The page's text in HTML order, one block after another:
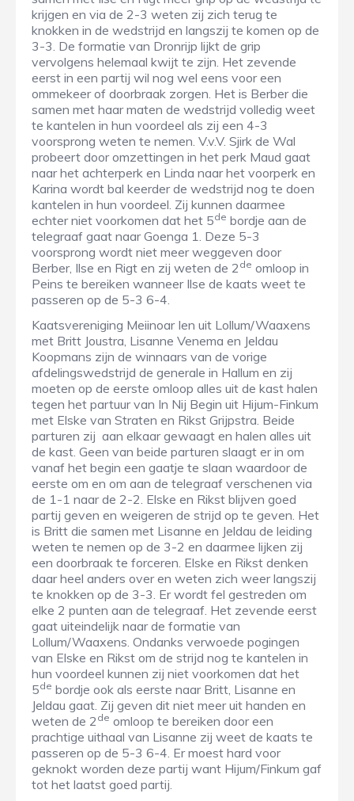
krijgen en via de 2-3 weten zij zich terug te
knokken in de wedstrijd en langszij te komen op de
3-3. De formatie van Dronrijp lijkt de grip
vervolgens helemaal kwijt te zijn. Het zevende
eerst in een partij wil nog wel eens voor een
ommekeer of doorbraak zorgen. Het is Berber die
samen met haar maten de wedstrijd volledig weet
te kantelen in hun voordeel als zij een 4-3
voorsprong weten te nemen. V.v.V. Sjirk de Wal
probeert door omzettingen in het perk Maud gaat
naar het achterperk en Linda naar het voorperk en
Karina wordt bal keerder de wedstrijd nog te doen
kantelen in hun voordeel. Zij kunnen daarmee
echter niet voorkomen dat het 5de bordje aan de
telegraaf gaat naar Goenga 1. Deze 5-3
voorsprong wordt niet meer weggeven door
Berber, Ilse en Rigt en zij weten de 2 de omloop in
Peins te bereiken wanneer Ilse de kaats weet te
passeren op de 5-3 6-4.
Kaatsvereniging Meiinoar Ien uit Lollum/Waaxens
met Britt Joustra, Lisanne Venema en Jeldau
Koopmans zijn de winnaars van de vorige
afdelingswedstrijd de generale in Hallum en zij
moeten op de eerste omloop alles uit de kast halen
tegen het partuur van In Nij Begin uit Hijum-Finkum
met Elske van Straten en Rikst Grijpstra. Beide
parturen zij aan elkaar gewaagt en halen alles uit
de kast. Geen van beide parturen slaagt er in om
vanaf het begin een gaatje te slaan waardoor de
eerste om en om aan de telegraaf verschenen via
de 1-1 naar de 2-2. Elske en Rikst blijven goed
partij geven en weigeren de strijd op te geven. Het
is Britt die samen met Lisanne en Jeldau de leiding
weten te nemen op de 3-2 en daarmee lijken zij
een doorbraak te forceren. Elske en Rikst denken
daar heel anders over en weten zich weer langszij
te knokken op de 3-3. Er wordt fel gestreden om
elke 2 punten aan de telegraaf. Het zevende eerst
gaat uiteindelijk naar de formatie van
Lollum/Waaxens. Ondanks verwoede pogingen
van Elske en Rikst om de strijd nog te kantelen in
hun voordeel kunnen zij niet voorkomen dat het
5de bordje ook als eerste naar Britt, Lisanne en
Jeldau gaat. Zij geven dit niet meer uit handen en
weten de 2 de omloop te bereiken door een
prachtige uithaal van Lisanne zij weet de kaats te
passeren op de 5-3 6-4. Er moest hard voor
geknokt worden deze partij want Hijum/Finkum gaf
tot het laatst goed partij.